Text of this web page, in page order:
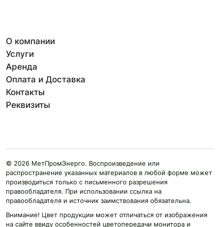
О компании
Услуги
Аренда
Оплата и Доставка
Контакты
Реквизиты
© 2026 МетПромЭнерго. Воспроизведение или
распространение указанных материалов в любой форме может
производиться только с письменного разрешения
правообладателя. При использовании ссылка на
правообладателя и источник заимствования обязательна.
Внимание! Цвет продукции может отличаться от изображения
на сайте ввиду особенностей цветопередачи монитора и